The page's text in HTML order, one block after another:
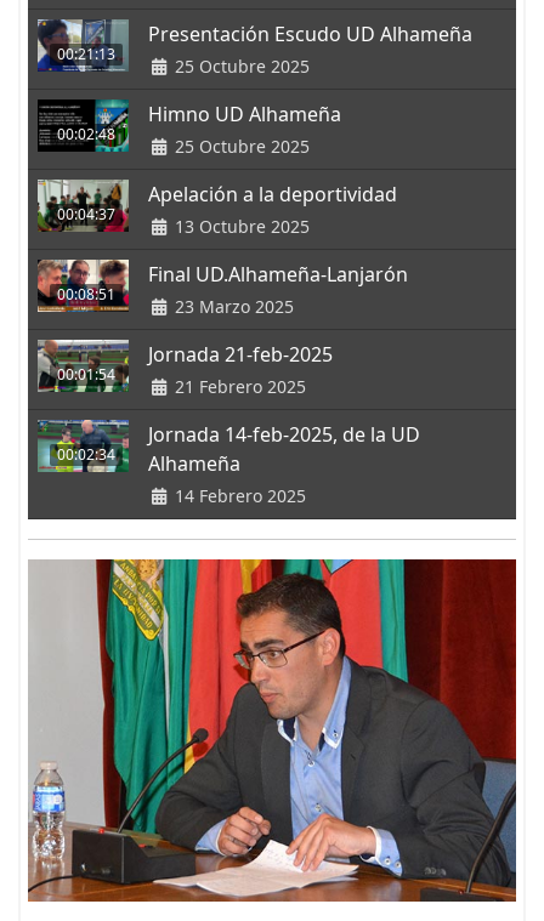
00:21:13
Presentación Escudo UD Alhameña
25 Octubre 2025
00:02:48
Himno UD Alhameña
25 Octubre 2025
00:04:37
Apelación a la deportividad
13 Octubre 2025
00:08:51
Final UD.Alhameña-Lanjarón
23 Marzo 2025
00:01:54
Jornada 21-feb-2025
21 Febrero 2025
00:02:34
Jornada 14-feb-2025, de la UD
Alhameña
14 Febrero 2025